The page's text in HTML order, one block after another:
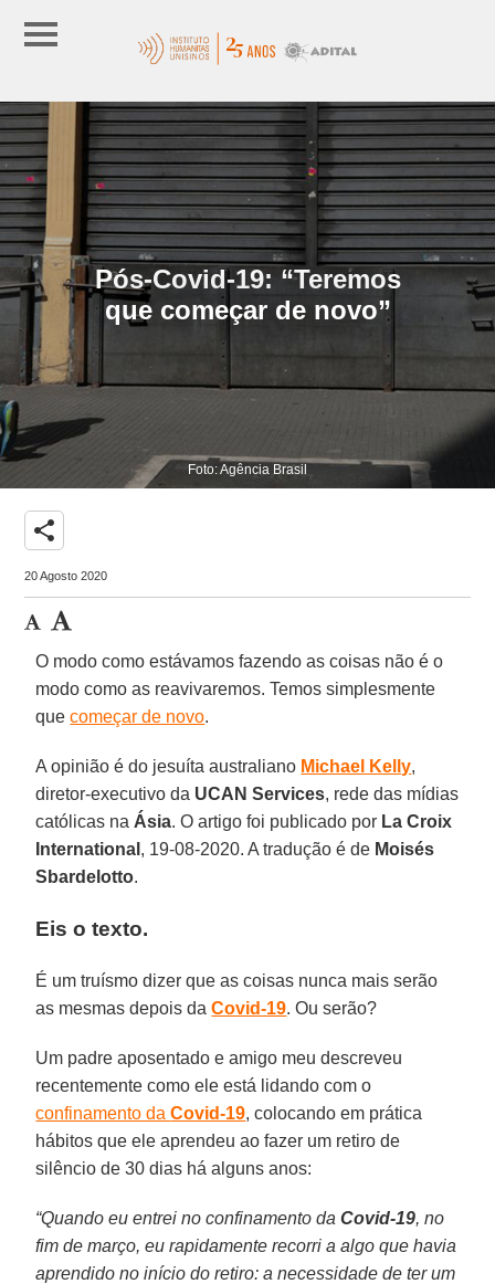
Pós-Covid-19: “Teremos
que começar de novo”
Foto: Agência Brasil
share
20 Agosto 2020
O modo como estávamos fazendo as coisas não é o
modo como as reavivaremos. Temos simplesmente
quecomeçar de novo.
A opinião é do jesuíta australiano Michael Kelly,
diretor-executivo da UCAN Services, rede das mídias
católicas na Ásia. O artigo foi publicado por La Croix
International , 19-08-2020. A tradução é de Moisés
Sbardelotto.
Eis o texto.
É um truísmo dizer que as coisas nunca mais serão
as mesmas depois daCovid-19. Ou serão?
Um padre aposentado e amigo meu descreveu
recentemente como ele está lidando com o
confinamento daCovid-19, colocando em prática
hábitos que ele aprendeu ao fazer um retiro de
silêncio de 30 dias há alguns anos:
“Quando eu entrei no confinamento daCovid-19, no
fim de março, eu rapidamente recorri a algo que havia
aprendido no início do retiro: a necessidade de ter um